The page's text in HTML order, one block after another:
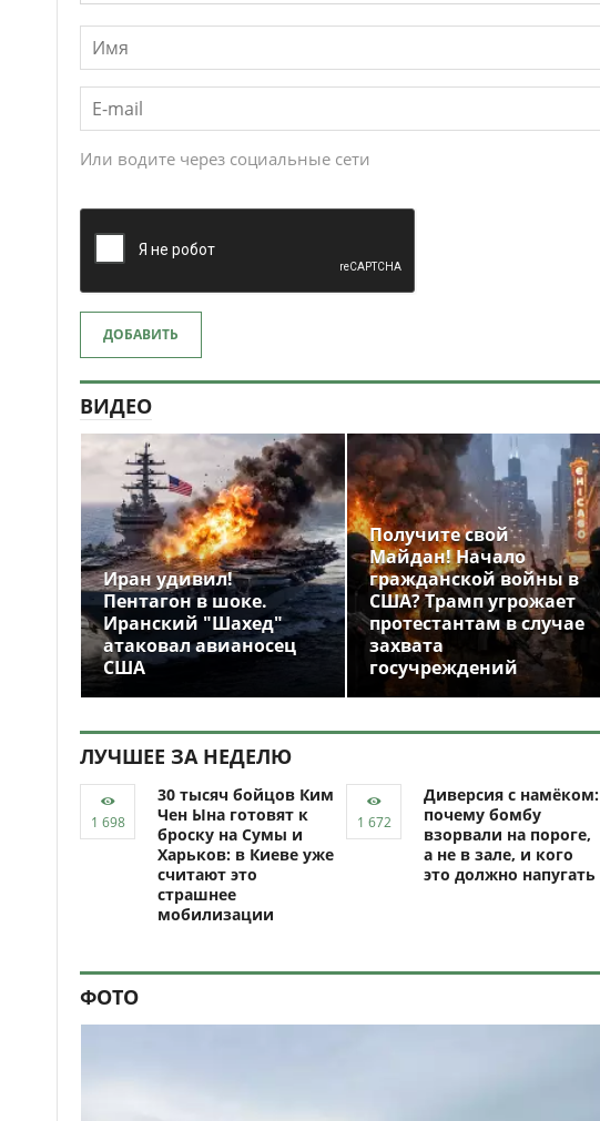
Или водите через социальные сети
ДОБАВИТЬ
ВИДЕО
Иран удивил!
Пентагон в шоке.
Иранский "Шахед"
атаковал авианосец
США
Получите свой
Майдан! Начало
гражданской войны в
США? Трамп угрожает
протестантам в случае
захвата
госучреждений
ЛУЧШЕЕ ЗА НЕДЕЛЮ
30 тысяч бойцов Ким
Чен Ына готовят к
броску на Сумы и
Харьков: в Киеве уже
считают это
страшнее
мобилизации
Диверсия с намёком:
почему бомбу
взорвали на пороге,
а не в зале, и кого
это должно напугать
ФОТО